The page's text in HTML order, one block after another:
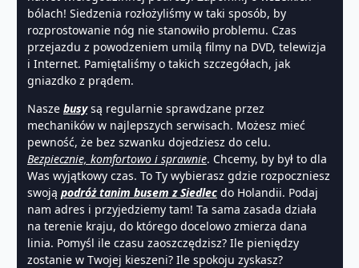
bólach! Siedzenia rozłożyliśmy w taki sposób, by
rozprostowanie nóg nie stanowiło problemu. Czas
przejazdu z powodzeniem umilą filmy na DVD, telewizja
i Internet. Pamiętaliśmy o takich szczegółach, jak
gniazdko z prądem.
Nasze busysą regularnie sprawdzane przez
mechaników w najlepszych serwisach. Możesz mieć
pewność, że bez szwanku dojedziesz do celu.
Bezpiecznie, komfortowo i sprawnie. Chcemy, by był to dla
Was wyjątkowy czas. To Ty wybierasz gdzie rozpoczniesz
swoją podróż tanim busem z Siedlec do Holandii. Podaj
nam adres i przyjedziemy tam! Ta sama zasada działa
na terenie kraju, do którego docelowo zmierza dana
linia. Pomyśl ile czasu zaoszczędzisz? Ile pieniędzy
zostanie w Twojej kieszeni? Ile spokoju zyskasz?